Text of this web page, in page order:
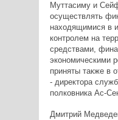
Муттасиму и
осуществлять
находящимися в
контролем на
средствами,
экономическими
приняты также в
- директора
полковника Ас-
Дмитрий